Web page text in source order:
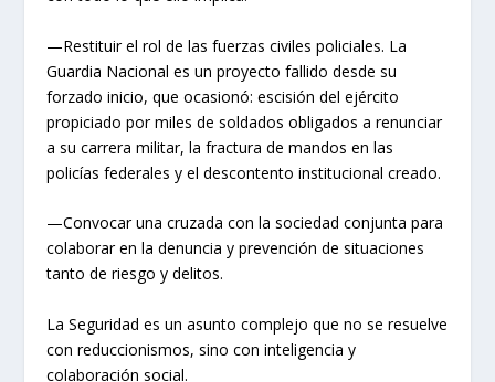
—Restituir el rol de las fuerzas civiles policiales. La
Guardia Nacional es un proyecto fallido desde su
forzado inicio, que ocasionó: escisión del ejército
propiciado por miles de soldados obligados a renunciar
a su carrera militar, la fractura de mandos en las
policías federales y el descontento institucional creado.
—Convocar una cruzada con la sociedad conjunta para
colaborar en la denuncia y prevención de situaciones
tanto de riesgo y delitos.
La Seguridad es un asunto complejo que no se resuelve
con reduccionismos, sino con inteligencia y
colaboración social.